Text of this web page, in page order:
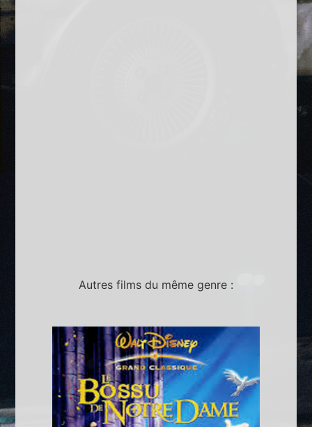
Autres films du même genre :